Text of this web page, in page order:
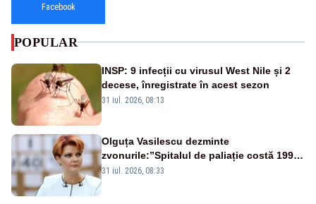
Facebook
POPULAR
INSP: 9 infecții cu virusul West Nile și 2
decese, înregistrate în acest sezon
31 iul. 2026, 08:13
Olguța Vasilescu dezminte
zvonurile:”Spitalul de paliație costă 199
de milioane de euro, nu 500 de milioane”
31 iul. 2026, 08:33